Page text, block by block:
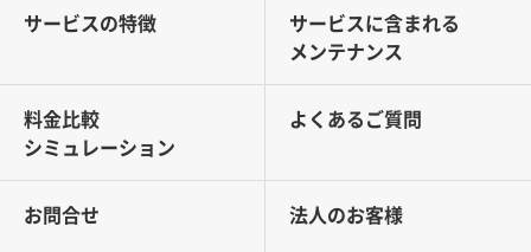
サービスの特徴
サービスに含まれる
メンテナンス
料金比較
シミュレーション
よくあるご質問
お問合せ 法人のお客様